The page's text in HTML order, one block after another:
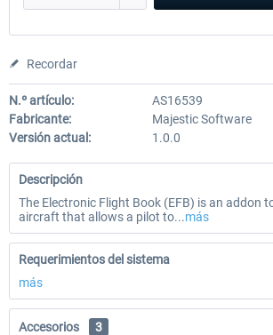
Recordar
N.º artículo:
AS16539
Fabricante:
Majestic Software
Versión actual:
1.0.0
Descripción
The Electronic Flight Book (EFB) is an addon
aircraft that allows a pilot to...más
Requerimientos del sistema
más
Accesorios 3